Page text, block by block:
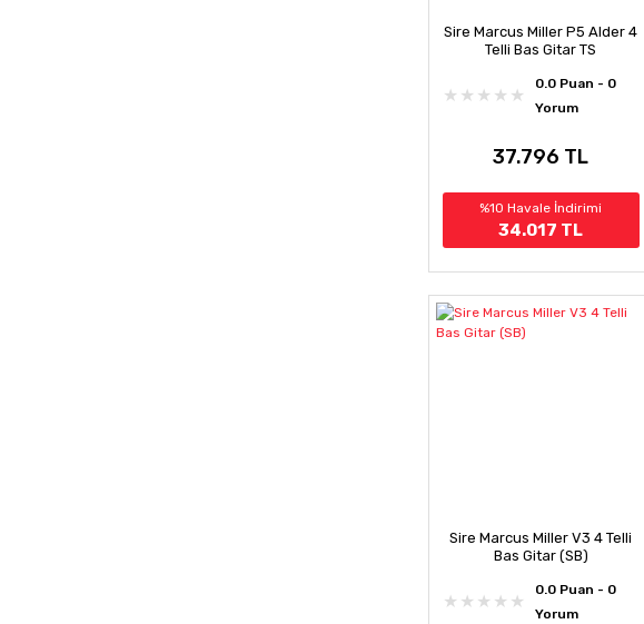
Sire Marcus Miller P5 Alder 4
Telli Bas Gitar TS
0.0 Puan - 0
Yorum
37.796 TL
%10 Havale İndirimi
34.017 TL
Sire Marcus Miller V3 4 Telli
Bas Gitar (SB)
0.0 Puan - 0
Yorum